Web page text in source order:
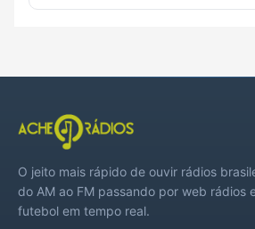
O jeito mais rápido de ouvir rádios
do AM ao FM passando por web rádios
futebol em tempo real.